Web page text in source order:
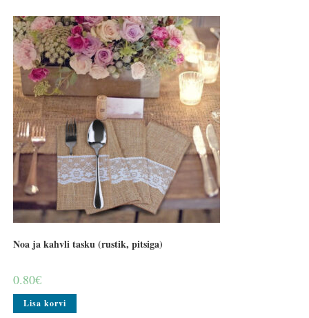
Noa ja kahvli tasku (rustik, pitsiga)
0.80€
Lisa korvi